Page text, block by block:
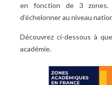
en fonction de 3 zones.
d’échelonner au niveau
Découvrez ci-dessous à
académie.